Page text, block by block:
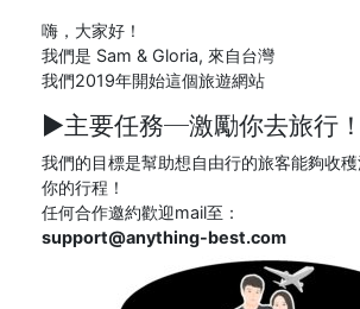
嗨，大家好！
我們是 Sam & Gloria, 來自台灣
我們2019年開始這個旅遊網站
►主要任務─激勵你去旅行！
我們的目標是幫助想自由行的旅客能夠收
你的行程！
任何合作邀約歡迎mail至：
support@anything-best.com